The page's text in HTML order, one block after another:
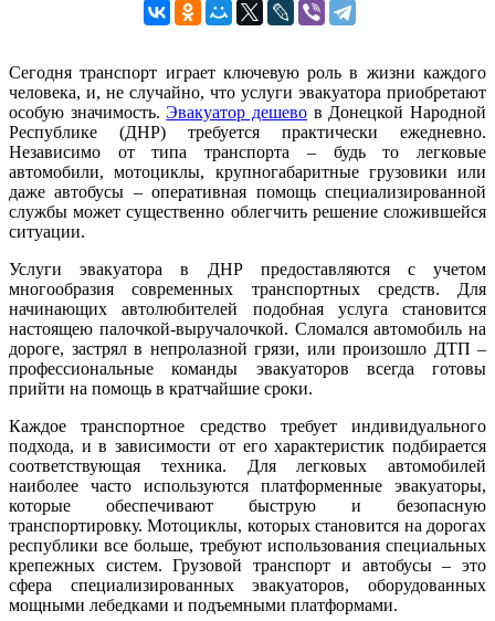
Сегодня транспорт играет ключевую роль в жизни каждого
человека, и, не случайно, что услуги эвакуатора приобретают
особую значимость.Эвакуатор дешево в Донецкой Народной
Республике (ДНР) требуется практически ежедневно.
Независимо от типа транспорта – будь то легковые
автомобили, мотоциклы, крупногабаритные грузовики или
даже автобусы – оперативная помощь специализированной
службы может существенно облегчить решение сложившейся
ситуации.
Услуги эвакуатора в ДНР предоставляются с учетом
многообразия современных транспортных средств. Для
начинающих автолюбителей подобная услуга становится
настоящею палочкой-выручалочкой. Сломался автомобиль на
дороге, застрял в непролазной грязи, или произошло ДТП –
профессиональные команды эвакуаторов всегда готовы
прийти на помощь в кратчайшие сроки.
Каждое транспортное средство требует индивидуального
подхода, и в зависимости от его характеристик подбирается
соответствующая техника. Для легковых автомобилей
наиболее часто используются платформенные эвакуаторы,
которые обеспечивают быструю и безопасную
транспортировку. Мотоциклы, которых становится на дорогах
республики все больше, требуют использования специальных
крепежных систем. Грузовой транспорт и автобусы – это
сфера специализированных эвакуаторов, оборудованных
мощными лебедками и подъемными платформами.